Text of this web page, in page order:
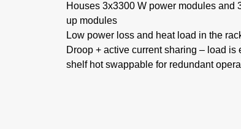
Houses 3x3300 W power modules and
up modules
Low power loss and heat load in the
Droop + active current sharing – load
shelf hot swappable for redundant